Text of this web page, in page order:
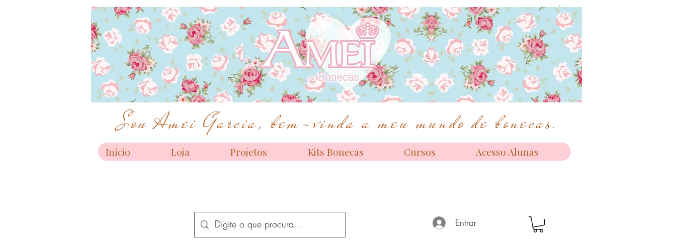
Sou Amei Garcia, bem-vinda a meu mundo de bonecas.
Início Loja Projetos Kits Bonecas Cursos Acesso Alunas
Entrar
Bonecas de alta costura